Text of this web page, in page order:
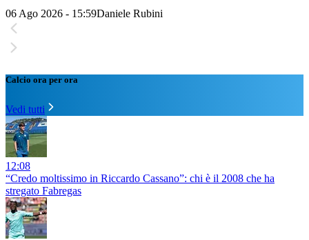
06 Ago 2026 - 15:59Daniele Rubini
Calcio ora per ora
Vedi tutti
12:08
“Credo moltissimo in Riccardo Cassano”: chi è il 2008 che ha
stregato Fabregas